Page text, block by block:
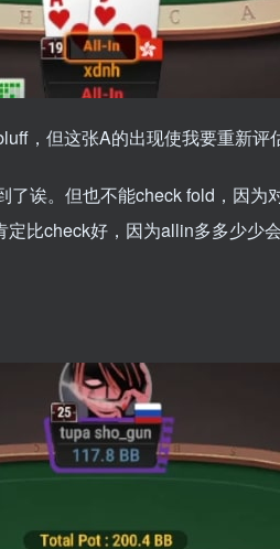
，但这张A的出现使我要重新评
诶。但也不能check fold，因为
比check好，因为allin多多少少